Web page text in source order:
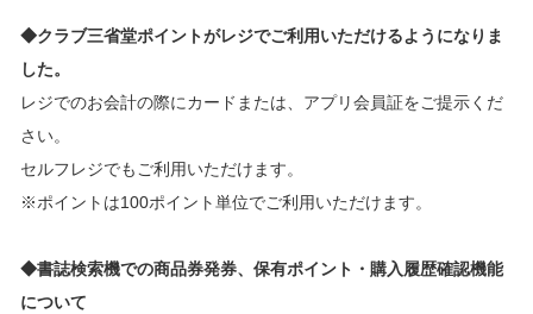
◆クラブ三省堂ポイントがレジでご利用いただけるようになりま
した。
レジでのお会計の際にカードまたは、アプリ会員証をご提示くだ
さい。
セルフレジでもご利用いただけます。
※ポイントは100ポイント単位でご利用いただけます。
◆書誌検索機での商品券発券、保有ポイント・購入履歴確認機能
について